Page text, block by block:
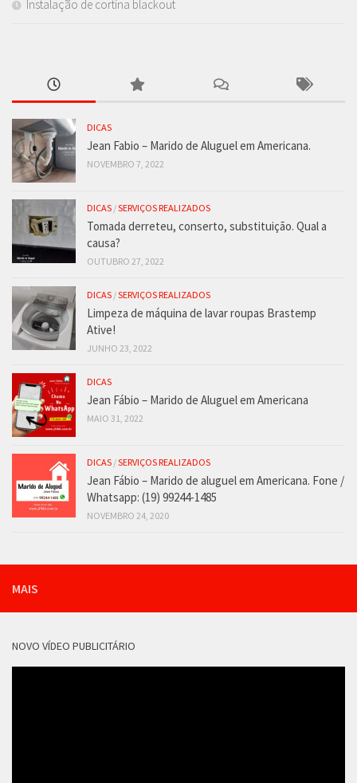
Instalação de cortina blackout
DICAS
Jean Fabio – Marido de Aluguel em Americana.
NOVEMBRO 7, 2022
DICAS /SERVIÇOS REALIZADOS
Tomada derreteu, conserto, substituição. Qual a
causa?
OUTUBRO 27, 2022
DICAS /SERVIÇOS REALIZADOS
Limpeza de máquina de lavar roupas Brastemp
Ative!
JUNHO 23, 2022
DICAS
Jean Fábio – Marido de Aluguel em Americana
MAIO 31, 2022
DICAS /SERVIÇOS REALIZADOS
Jean Fábio – Marido de aluguel em Americana. Fone /
Whatsapp: (19) 99244-1485
NOVEMBRO 24, 2020
MAIS
NOVO VÍDEO PUBLICITÁRIO